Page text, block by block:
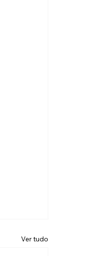
Ver tudo